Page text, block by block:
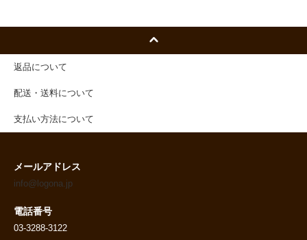
返品について
配送・送料について
支払い方法について
メールアドレス
info@logona.jp
電話番号
03-3288-3122